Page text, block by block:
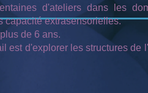
d'ateliers dans les
capacité extrasensorielles.
de 6 ans.
est d'explorer les structures de